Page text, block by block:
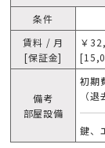
条件
賃料 / 月
[保証金]
￥
備考
部屋設備
初期
（
鍵、